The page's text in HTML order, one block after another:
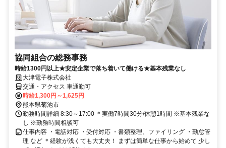
協同組合の総務事務
時給1300円以上★安定企業で落ち着いて働ける★基本残業なし
大津電子株式会社
交通・アクセス 車通勤可
時給1,300円～1,625円
熊本県菊池市
勤務時間詳細 8:30～17:00 ＊実働7時間30分/休憩1時間 ※基本残業な
し ※勤務時間相談可
仕事内容 ・電話対応 ・受付対応 ・書類整理、ファイリング ・勤怠管
理 など ＊経験が浅くても大丈夫！ まずは簡単な仕事から始めて 少し